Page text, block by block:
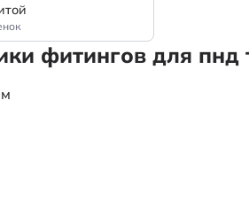
фитингов для пнд